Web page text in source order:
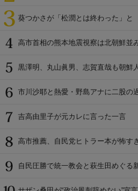
葵つかさが「松潤とは終わった」と
高市首相の熊本地震視察は北朝鮮並
黒澤明、丸山眞男、志賀直哉も朝鮮
市川沙耶と熱愛・野島アナに二股の
吉高由里子が元カレに言った一言
高市推薦、自民党ヒトラー本が怖す
自民圧勝で統一教会と萩生田めぐる